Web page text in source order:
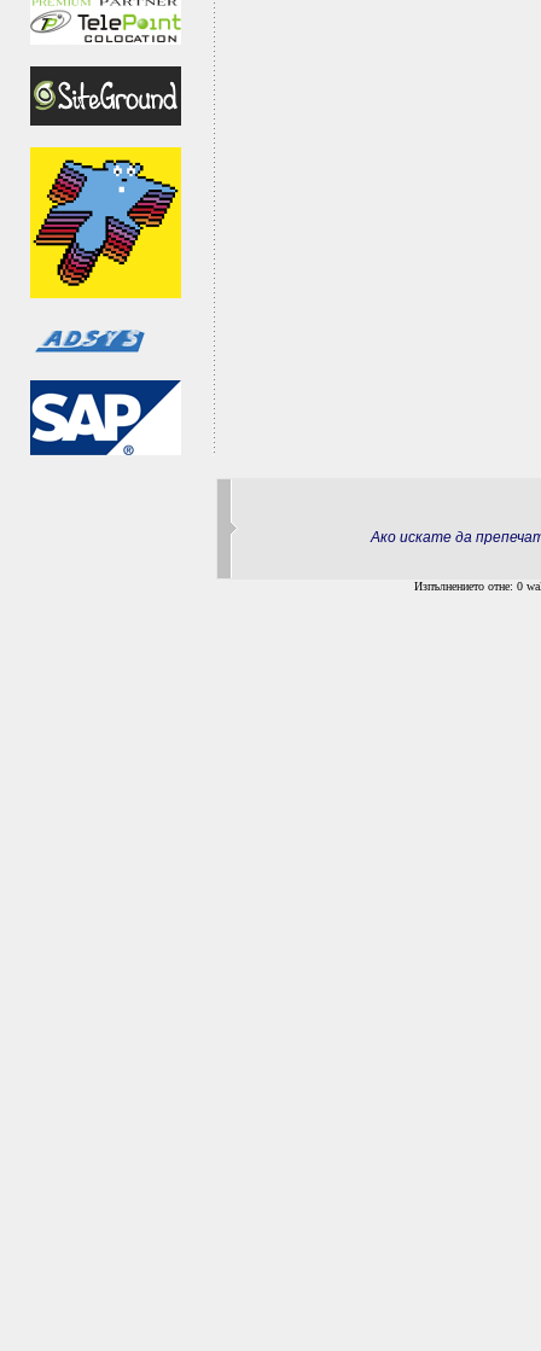
Ако искате да
Изпълнението отне: 0